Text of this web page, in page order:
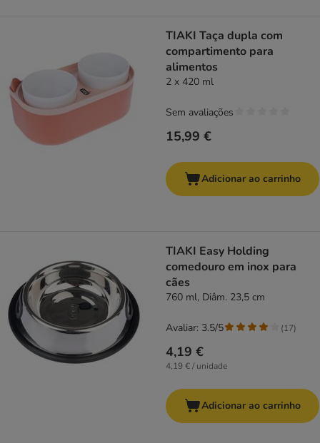
TIAKI Taça dupla com
compartimento para
alimentos
2 x 420 ml
15,99 €
Sem avaliações
Adicionar ao carrinho
TIAKI Easy Holding
comedouro em inox para
cães
760 ml, Diâm. 23,5 cm
4,19 €
4,19 € / unidade
Avaliar: 3.5/5 (17)
Adicionar ao carrinho